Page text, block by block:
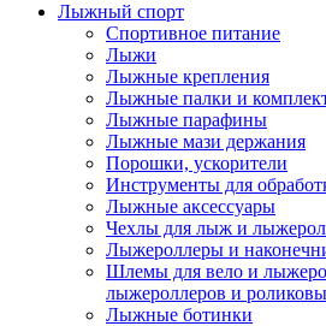
Лыжный спорт
Спортивное питание
Лыжи
Лыжные крепления
Лыжные палки и
Лыжные парафины
Лыжные мази держания
Порошки, ускорители
Инструменты для
Лыжные аксессуары
Чехлы для лыж и
Лыжероллеры и
Шлемы для вело и
лыжероллеров и
Лыжные ботинки